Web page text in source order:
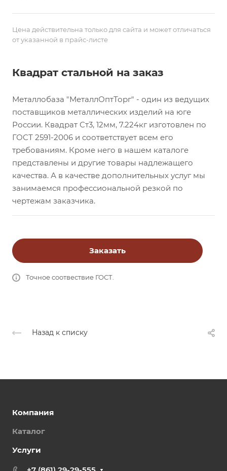
Цена действительна только для сайта и может отличаться
от указанной в прайс-листе
Квадрат стальной на заказ
Металлобаза "МеталлОптТорг" - один из ведущих
поставщиков металлических изделий на юге
России. Квадрат Ст3, 12мм, 7.224кг изготовлен по
ГОСТ 2591-2006 и соответствует всем его
требованиям. Кроме него в нашем каталоге
представлены и другие товары надлежащего
качества. А в качестве дополнительных услуг мы
занимаемся профессиональной резкой по
чертежам заказчика.
Заказать
Точное соотвествие ГОСТ.
Назад к списку
Компания
Каталог
Услуги